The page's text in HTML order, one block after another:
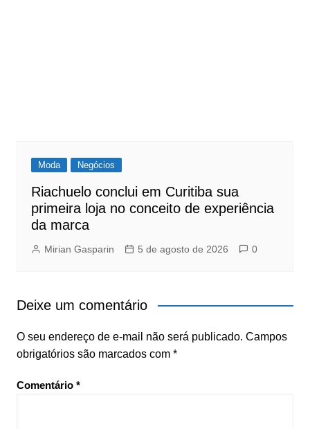
Moda Negócios
Riachuelo conclui em Curitiba sua
primeira loja no conceito de experiência
da marca
Mirian Gasparin 5 de agosto de 2026 0
Deixe um comentário
O seu endereço de e-mail não será publicado. Campos
obrigatórios são marcados com *
Comentário *